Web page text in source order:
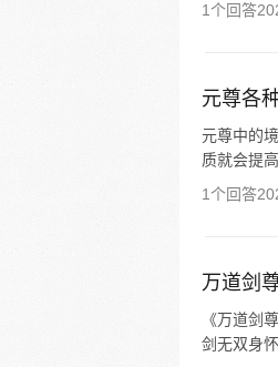
1个回答
元尊各
元尊中的
质就会提
1个回答
万道剑
《万道剑
剑无双身